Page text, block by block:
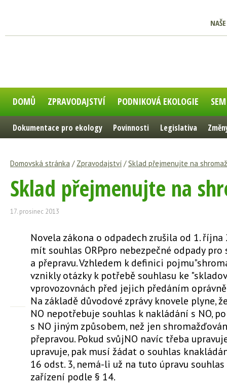
DOMŮ ZPRAVODAJSTVÍ PODNIKOVÁ EKOLOGIE
Dokumentace pro ekology Povinnosti Legislativa
Domovská stránka / Zpravodajství /Sklad přejmenujte na
Sklad přejmenujte na
17. prosinec 2013
Novela zákona o odpadech zrušila od 1.
mít souhlas ORPpro nebezpečné odpady
a přepravu. Vzhledem k definici
vznikly otázky k potřebě souhlasu ke
vprovozovnách před jejich předáním
Na základě důvodové zprávy knovele plyne,
NO nepotřebuje souhlas k nakládání s NO,
s NO jiným způsobem, než jen
přepravou. Pokud svůjNO navíc třeba
upravuje, pak musí žádat o souhlas
16 odst. 3, nemá-li už na tuto úpravu
zařízení podle § 14.